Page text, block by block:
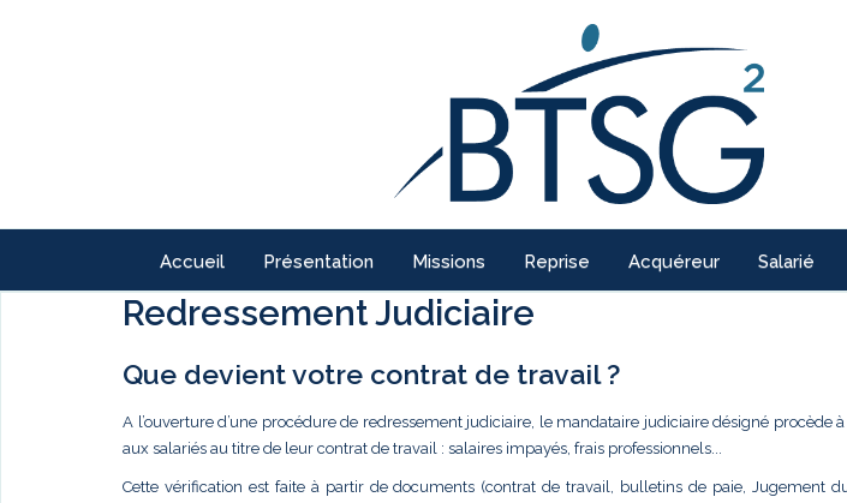
Accueil Présentation Missions Reprise Acquéreur Salarié
Redressement Judiciaire
Que devient votre contrat de travail ?
A l’ouverture d’une procédure de redressement judiciaire, le mandataire judiciaire désigné procède
aux salariés au titre de leur contrat de travail : salaires impayés, frais professionnels...
Cette vérification est faite à partir de documents (contrat de travail, bulletins de paie, Jugement